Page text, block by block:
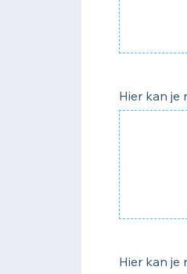
Hier kan je
Hier kan je